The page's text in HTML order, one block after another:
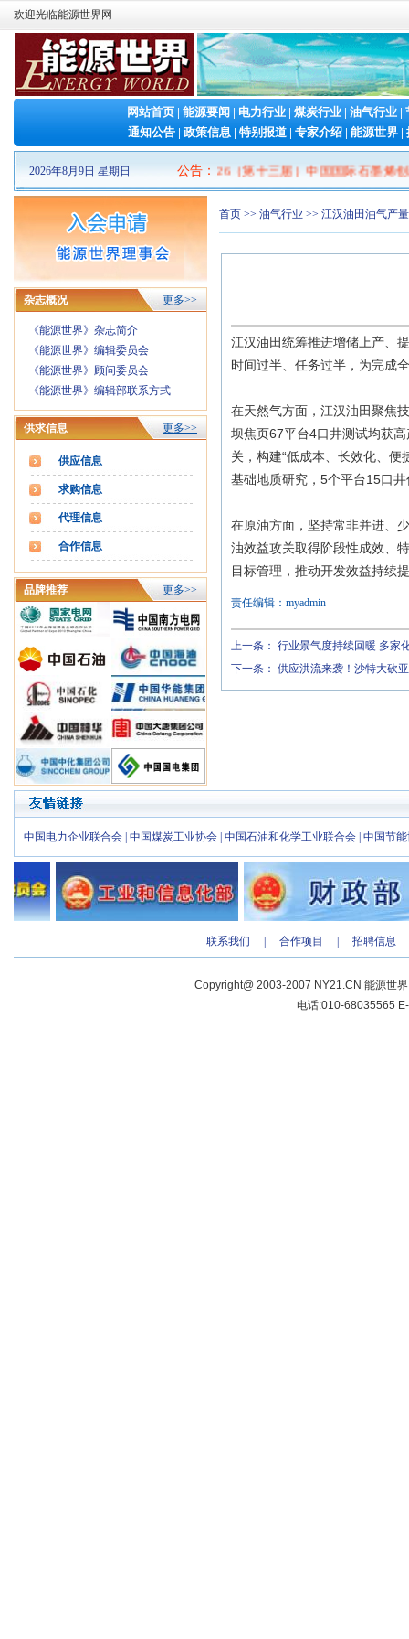
欢迎光临能源世界网
网站首页 | 能源要闻 | 电力行业 | 煤炭行业 | 油气行业 |
通知公告 | 政策信息 | 特别报道 | 专家介绍 | 能源世界 |
2026年8月9日 星期日 公告 ：
2026山东清洁能源 产业博览会 |2026（第十三届）中国国际石墨烯创新
杂志概况 更多>>
《能源世界》杂志简介
《能源世界》编辑委员会
《能源世界》顾问委员会
《能源世界》编辑部联系方式
供求信息 更多>>
供应信息
求购信息
代理信息
合作信息
品牌推荐 更多>>
首页 >> 油气行业 >> 江汉油田油气产
江汉油田统筹推进增储上产、
时间过半、任务过半，为完成
在天然气方面，江汉油田聚焦
坝焦页67平台4口井测试均获
关，构建“低成本、长效化、
基础地质研究，5个平台15口
在原油方面，坚持常非并进、
油效益攻关取得阶段性成效、
目标管理，推动开发效益持
责任编辑：myadmin
上一条： 行业景气度持续回暖 多家
下一条： 供应洪流来袭！沙特大砍
中国电力企业联合会 中国煤炭工业协会 中国石油和化学工业联合会 中国节
联系我们 合作项目 招聘信息
Copyright@ 2003-2007 NY21.CN 能源世
电话:010-68035565